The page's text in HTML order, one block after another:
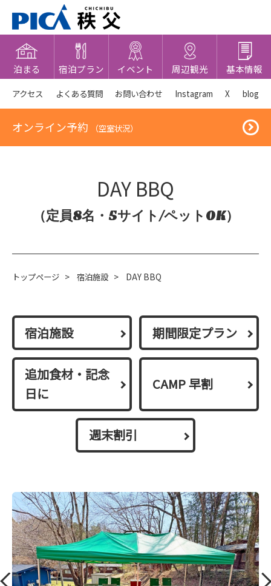
泊まる 宿泊プラン イベント 周辺観光 基本情報
アクセス よくある質問 お問い合わせ Instagram X blog
オンライン予約 （空室状況）
DAY BBQ
（定員8名・5サイト/ペットOK）
トップページ > 宿泊施設 > DAY BBQ
宿泊施設 期間限定プラン
追加食材・記念
日に
CAMP 早割
週末割引